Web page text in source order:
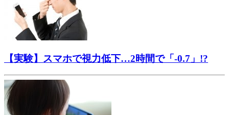
【実験】スマホで視力低下…2時間で「-0.7」!?